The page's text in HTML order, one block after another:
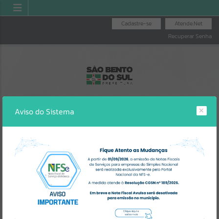
Atende.Net
Cadastre-se
Recuperar Senha
IPTU
ILUMINAÇÃO
PÚBLICA
AGENDA DE OBRAS
Aviso do Sistema
SISTEMA
Gerenciamento do Sistema
CÓDIGO DA MENSAGEM: